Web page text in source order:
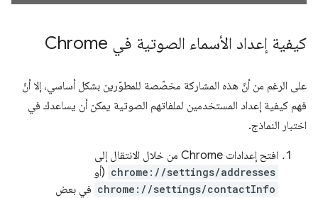
كيفية إعداد الأسماء الصوتية في Chrome
على الرغم من أنّ هذه المشاركة مخصّصة للمطوّرين بشكل أساسي، إلا أنّ
فهم كيفية إعداد المستخدمين لملفاتهم الصوتية يمكن أن يساعدك في
اختبار النماذج.
افتح إعدادات Chrome من خلال الانتقال إلى
chrome://settings/addresses (أو
chrome://settings/contactInfo في بعض